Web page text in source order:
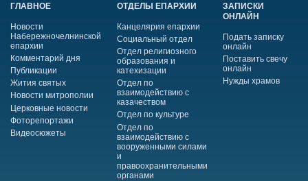
ГЛАВНОЕ
Новости
Набережночелнинской
епархии
Комментарий дня
Публикации
Жития святых
Новости митрополии
Церковные новости
Фоторепортажи
Видеосюжеты
ОТДЕЛЫ ЕПАРХИИ
Канцелярия епархии
Социальный отдел
Отдел религиозного
образования и
катехизации
Отдел по
взаимодействию с
казачеством
Отдел по культуре
Отдел по
взаимодействию с
вооруженными силами
и
правоохранительными
органами
ЗАПИСКИ
ОНЛАЙН
Подать записку
онлайн
Поставить свечу
онлайн
Нужды храмов